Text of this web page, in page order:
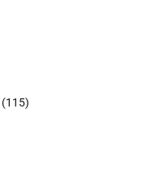
(115)